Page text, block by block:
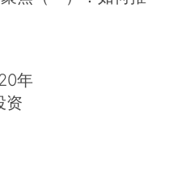
COP26 开始看到改进。”他
旁观者，每个人都必须积极行
年
资